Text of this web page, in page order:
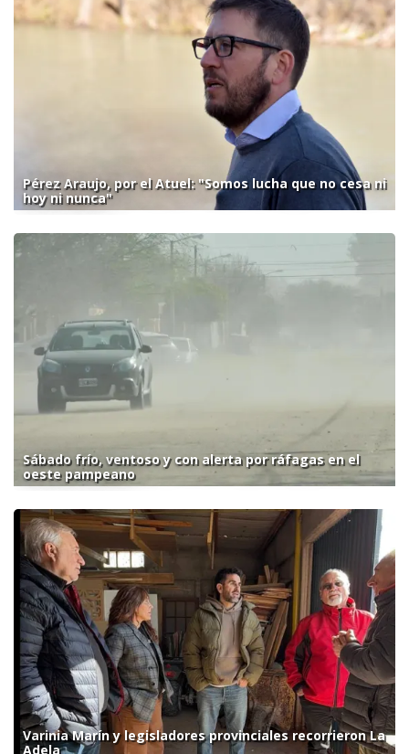
Pérez Araujo, por el Atuel: "Somos lucha que no cesa ni
hoy ni nunca"
Sábado frío, ventoso y con alerta por ráfagas en el
oeste pampeano
Varinia Marín y legisladores provinciales recorrieron La
Adela